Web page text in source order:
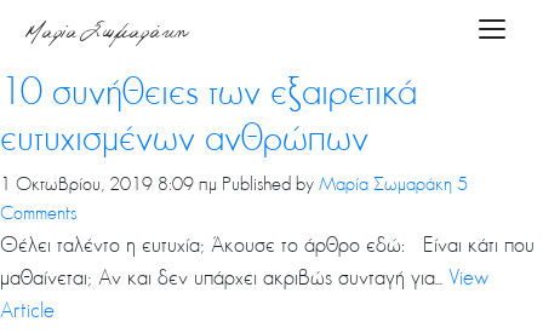
Μαρία Σωμαράκη
Αρχική
About
me
Υπηρεσίες
Tag Archive: συνήθειες
10 συνήθειες των εξαιρετικά
ευτυχισμένων ανθρώπων
1 Οκτωβρίου, 2019 8:09 πμ Published by Μαρία Σωμαράκη 5
Comments
Θέλει ταλέντο η ευτυχία; Άκουσε το άρθρο εδώ: Είναι κάτι που
μαθαίνεται; Αν και δεν υπάρχει ακριβώς συνταγή για... View
Article